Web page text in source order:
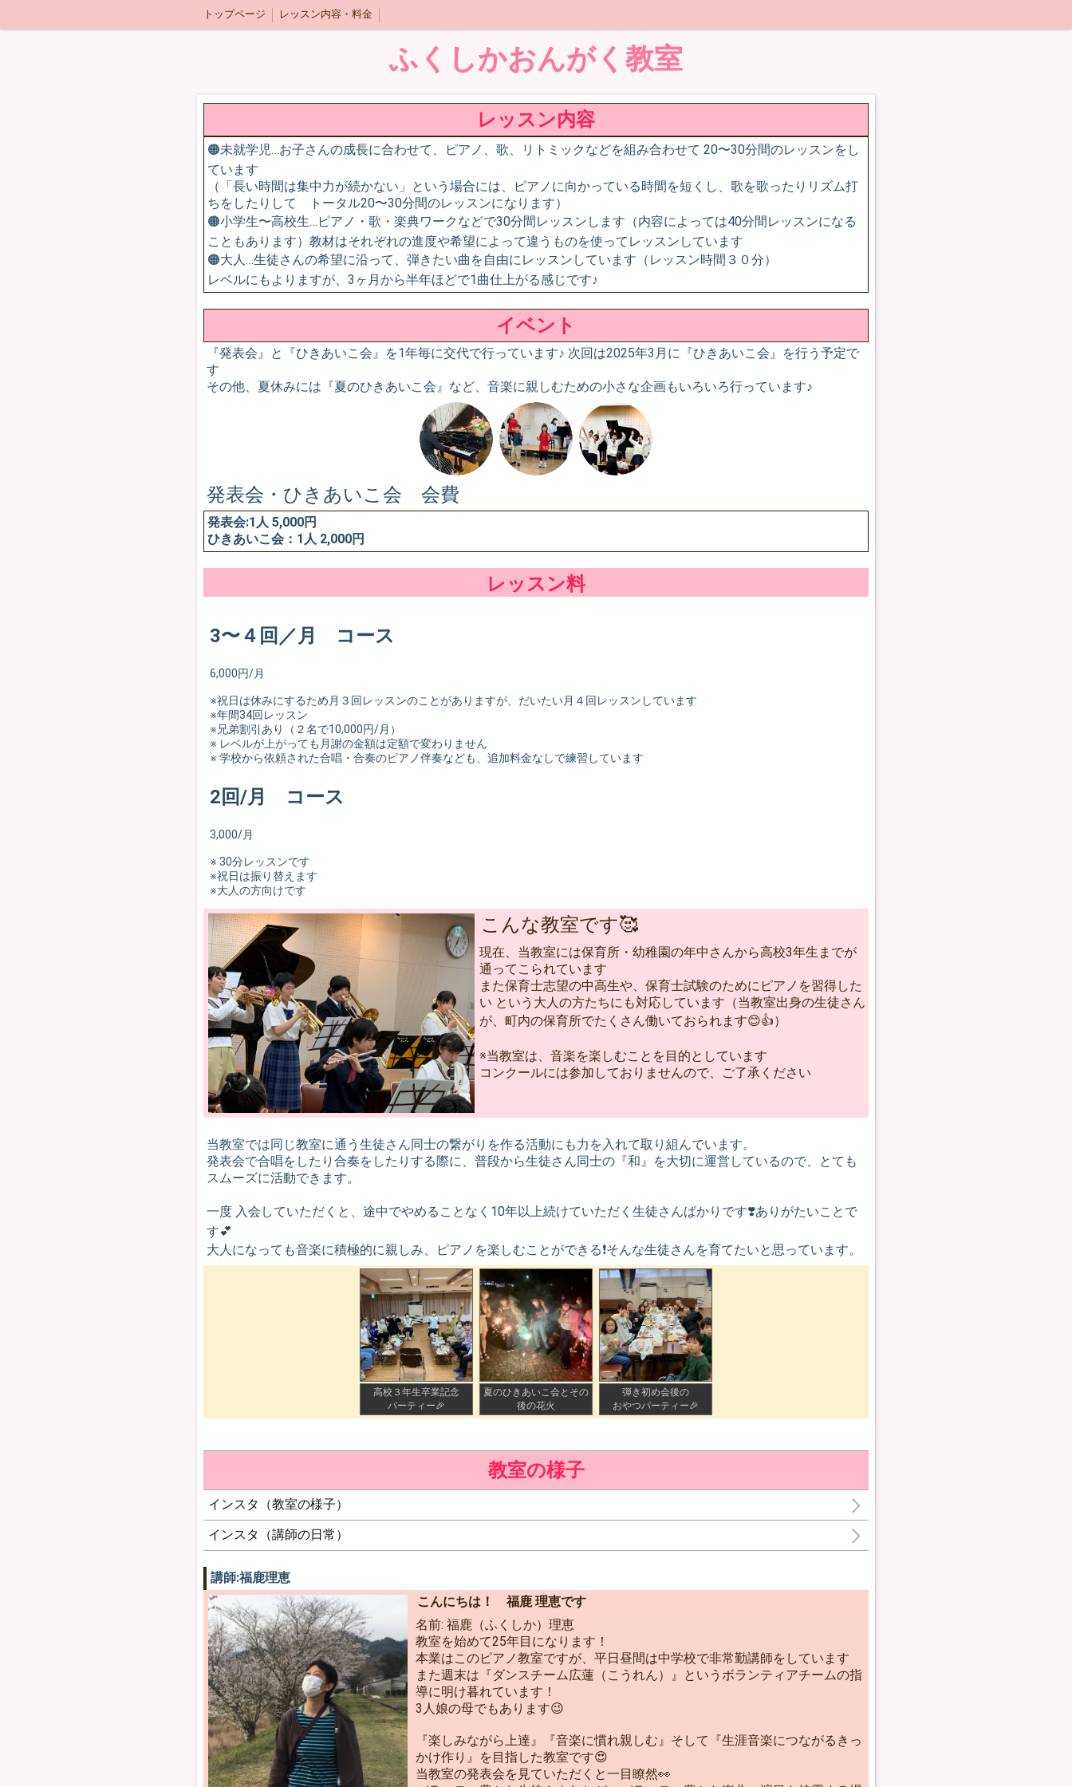
トップページ レッスン内容・料金
ふくしかおんがく教室
レッスン内容
🟠未就学児…お子さんの成長に合わせて、ピアノ、歌、リトミックなどを組み合わせて 20〜30分間のレッスンをし
ています
（「長い時間は集中力が続かない」という場合には、ピアノに向かっている時間を短くし、歌を歌ったりリズム打
ちをしたりして トータル20〜30分間のレッスンになります）
🟠小学生〜高校生…ピアノ・歌・楽典ワークなどで30分間レッスンします（内容によっては40分間レッスンになる
こともあります）教材はそれぞれの進度や希望によって違うものを使ってレッスンしています
🟠大人…生徒さんの希望に沿って、弾きたい曲を自由にレッスンしています（レッスン時間３０分）
レベルにもよりますが、3ヶ月から半年ほどで1曲仕上がる感じです♪
イベント
『発表会』と『ひきあいこ会』を1年毎に交代で行っています♪ 次回は2025年3月に『ひきあいこ会』を行う予定で
す
その他、夏休みには『夏のひきあいこ会』など、音楽に親しむための小さな企画もいろいろ行っています♪
発表会・ひきあいこ会 会費
発表会:1人 5,000円
ひきあいこ会：1人 2,000円
レッスン料
3〜４回／月 コース
6,000円/月
※祝日は休みにするため月３回レッスンのことがありますが、だいたい月４回レッスンしています
※年間34回レッスン
※兄弟割引あり（２名で10,000円/月）
※ レベルが上がっても月謝の金額は定額で変わりません
※ 学校から依頼された合唱・合奏のピアノ伴奏なども、追加料金なしで練習しています
2回/月 コース
3,000/月
※ 30分レッスンです
※祝日は振り替えます
※大人の方向けです
こんな教室です🥰
現在、当教室には保育所・幼稚園の年中さんから高校3年生までが
通ってこられています
また保育士志望の中高生や、保育士試験のためにピアノを習得した
い という大人の方たちにも対応しています（当教室出身の生徒さん
が、町内の保育所でたくさん働いておられます😊👍）
※当教室は、音楽を楽しむことを目的としています
コンクールには参加しておりませんので、ご了承ください
当教室では同じ教室に通う生徒さん同士の繋がりを作る活動にも力を入れて取り組んでいます。
発表会で合唱をしたり合奏をしたりする際に、普段から生徒さん同士の『和』を大切に運営しているので、とても
スムーズに活動できます。
一度 入会していただくと、途中でやめることなく10年以上続けていただく生徒さんばかりです❣️ありがたいことで
す💕
大人になっても音楽に積極的に親しみ、ピアノを楽しむことができる❗️そんな生徒さんを育てたいと思っています。
高校３年生卒業記念
パーティー🎉
夏のひきあいこ会とその
後の花火
弾き初め会後の
おやつパーティー🎉
教室の様子
インスタ（教室の様子）
インスタ（講師の日常）
講師:福鹿理恵
こんにちは！ 福鹿 理恵です
名前: 福鹿（ふくしか）理恵
教室を始めて25年目になります！
本業はこのピアノ教室ですが、平日昼間は中学校で非常勤講師をしています
また週末は『ダンスチーム広蓮（こうれん）』というボランティアチームの指
導に明け暮れています！
3人娘の母でもあります😉
『楽しみながら上達』『音楽に慣れ親しむ』そして『生涯音楽につながるきっ
かけ作り』を目指した教室です😍
当教室の発表会を見ていただくと一目瞭然👀